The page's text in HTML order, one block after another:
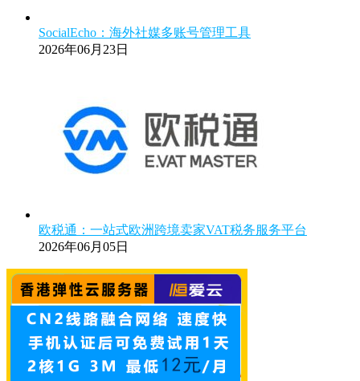
SocialEcho：海外社媒多账号管理工具
2026年06月23日
欧税通：一站式欧洲跨境卖家VAT税务服务平台
2026年06月05日